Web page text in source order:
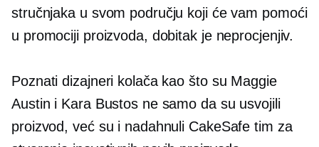
stručnjaka u svom području koji će vam pomoći
u promociji proizvoda, dobitak je neprocjenjiv.
Poznati dizajneri kolača kao što su Maggie
Austin i Kara Bustos ne samo da su usvojili
proizvod, već su i nadahnuli CakeSafe tim za